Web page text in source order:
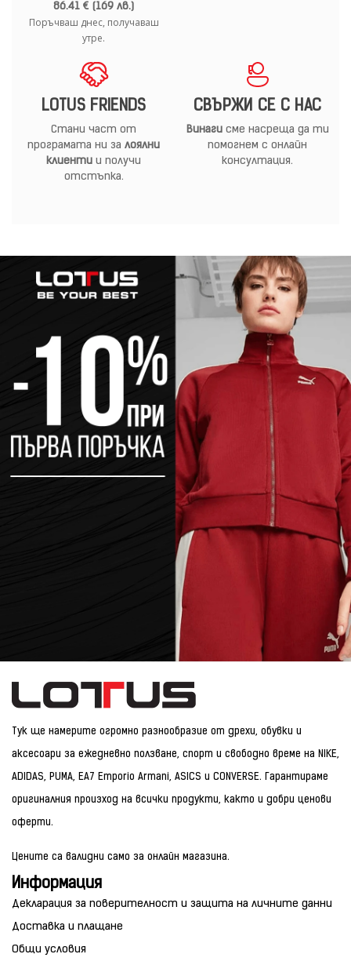
86.41 € (169 лв.)
Поръчваш днес, получаваш
утре.
LOTUS FRIENDS
Стани част от
програмата ни за лоялни
клиенти и получи
отстъпка.
СВЪРЖИ СЕ С НАС
Винагисме насреща да ти
помогнем с онлайн
консултация.
Тук ще намерите огромно разнообразие от дрехи, обувки и
аксесоари за ежедневно ползване, спорт и свободно време на NIKE,
ADIDAS, PUMA, EA7 Emporio Armani, ASICS и CONVERSE. Гарантираме
оригиналния произход на всички продукти, както и добри ценови
оферти.
Цените са валидни само за онлайн магазина.
Информация
Декларация за поверителност и защита на личните данни
Доставка и плащане
Общи условия